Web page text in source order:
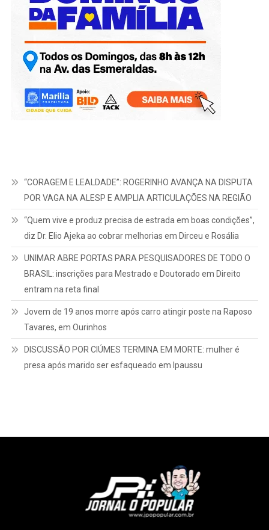
“CORAGEM E LEALDADE”: ROGERINHO AVANÇA NA DISPUTA
POR VAGA NA ALESP E AMPLIA ARTICULAÇÕES NA REGIÃO
“Quem vive e produz precisa de estrada em boas condições”,
diz Dr. Elio Ajeka ao cobrar melhorias em Dirceu e Rosália
UNIMAR ABRE PORTAS PARA PESQUISADORES DE TODO O
BRASIL: inscrições para Mestrado e Doutorado em Direito
entram na reta final
Jovem de 19 anos morre após carro atingir poste na Raposo
Tavares, em Ourinhos
DISCUSSÃO POR CIÚMES TERMINA EM MORTE: mulher é
presa após marido ser esfaqueado em Ipaussu